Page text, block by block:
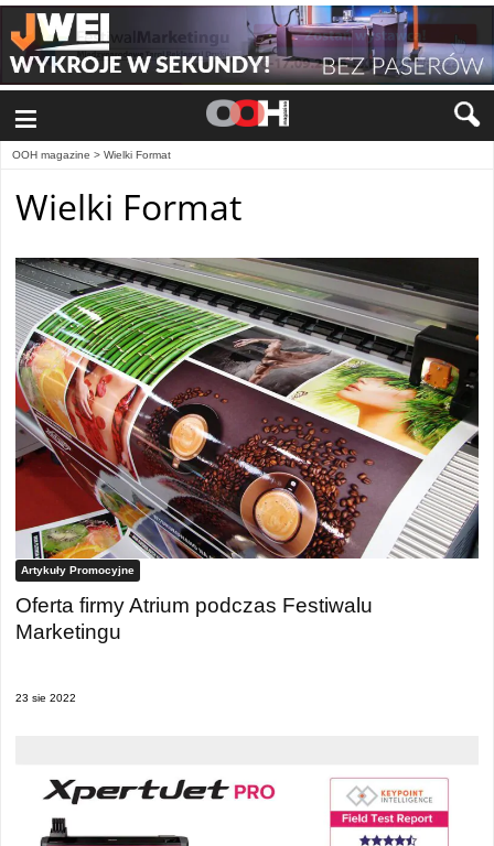
≡
OOH magazine > Wielki Format
Wielki Format
Artykuły Promocyjne
Oferta firmy Atrium podczas Festiwalu
Marketingu
23 sie 2022